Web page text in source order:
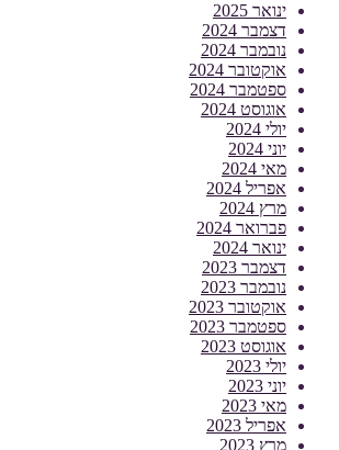
ינואר 2025
דצמבר 2024
נובמבר 2024
אוקטובר 2024
ספטמבר 2024
אוגוסט 2024
יולי 2024
יוני 2024
מאי 2024
אפריל 2024
מרץ 2024
פברואר 2024
ינואר 2024
דצמבר 2023
נובמבר 2023
אוקטובר 2023
ספטמבר 2023
אוגוסט 2023
יולי 2023
יוני 2023
מאי 2023
אפריל 2023
מרץ 2023